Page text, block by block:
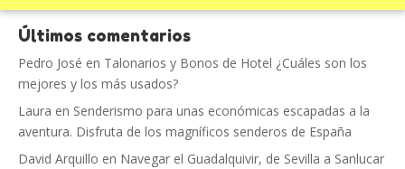
Últimos comentarios
Pedro José en Talonarios y Bonos de Hotel ¿Cuáles son los
mejores y los más usados?
Laura en Senderismo para unas económicas escapadas a la
aventura. Disfruta de los magníficos senderos de España
David Arquillo en Navegar el Guadalquivir, de Sevilla a Sanlucar